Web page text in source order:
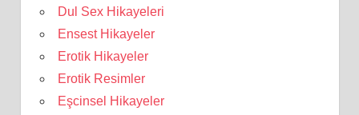
Dul Sex Hikayeleri
Ensest Hikayeler
Erotik Hikayeler
Erotik Resimler
Eşcinsel Hikayeler